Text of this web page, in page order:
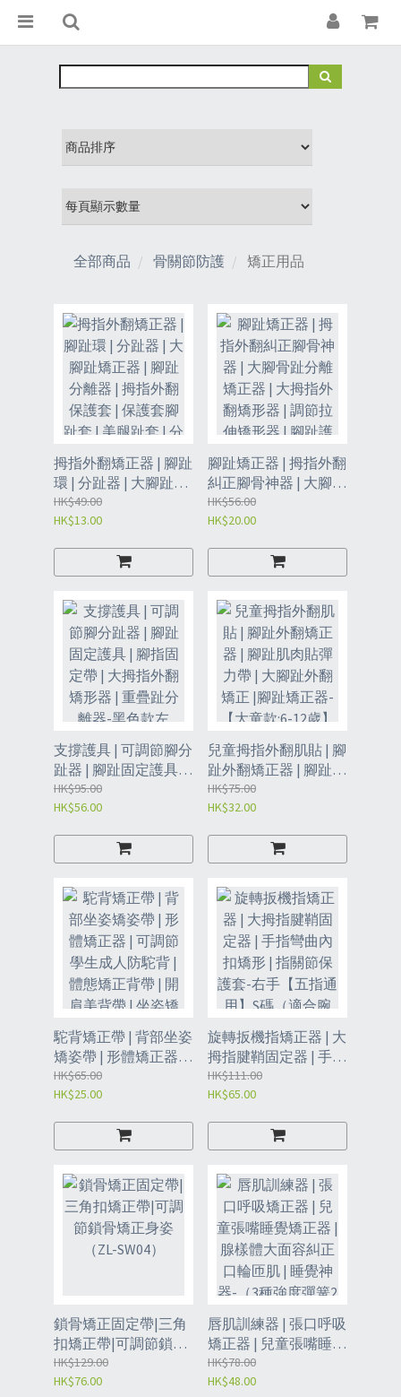
全部商品 骨關節防護 矯正用品
拇指外翻矯正器 | 腳趾
環 | 分趾器 | 大腳趾矯
正器 | 腳趾分離器 | 拇
指外翻保護套 | 保護套
趾套-雙孔布腳趾分離
器*2個（JIS）
HK$49.00
HK$13.00
腳趾矯正器 | 拇指外翻
糾正腳骨神器 | 大腳骨
趾分離矯正器 | 大拇指
外翻矯形器 | 調節拉伸
器-M碼右腳一只-【適
合35-39碼】（JIQ）/-
M碼左腳一只【適合
35-39碼】（JIQ2）
HK$56.00
HK$20.00
支撐護具 | 可調節腳分
趾器 | 腳趾固定護具 |
腳指固定帶 | 大拇指外
翻矯形器 | 重疊趾分離
HK$95.00
HK$56.00
兒童拇指外翻肌貼 | 腳
趾外翻矯正器 | 腳趾肌
肉貼彈力帶 | 大腳趾外
翻矯正 |腳趾矯正器-
色 20片（JIM）
HK$75.00
HK$32.00
駝背矯正帶 | 背部坐姿
矯姿帶 | 形體矯正器 |
可調節學生成人防駝
背 | 體態矯正背帶 | 開
| 背部支撐帶-M（90-
120）斤（JIL）
HK$65.00
HK$25.00
旋轉扳機指矯正器 | 大
拇指腱鞘固定器 | 手指
彎曲內扣矯形 | 指關節
保護套-右手【五指通
圍:14-16cm)（JII）
HK$111.00
HK$65.00
鎖骨矯正固定帶|三角
扣矯正帶|可調節鎖骨
矯正身姿（ZL-SW04）
HK$129.00
HK$76.00
唇肌訓練器 | 張口呼吸
矯正器 | 兒童張嘴睡覺
矯正器 | 腺樣體大面容
糾正口輪匝肌 | 睡覺神
HK$78.00
HK$48.00